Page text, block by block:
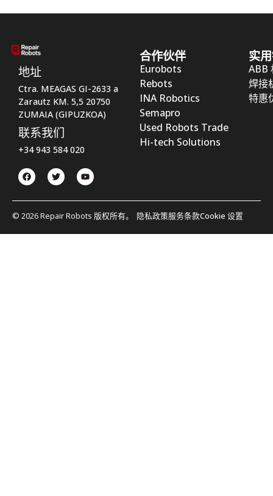
地址
Ctra. MEAGAS GI-2633 a
Zarautz KM. 5,5 20750
ZUMAIA (GIPUZKOA)
联系我们
+34 943 584 020
合作伙伴
Eurobots
Rebots
INA Robotics
Semapro
Used Robots Trade
Hi-tech Solutions
实
ABB
焊接
特惠
© 2026 Repair Robots 版权所有。 隐私政策服务条款Cookie 设置